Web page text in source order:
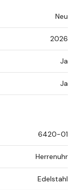
Neu
2026
Ja
Ja
6420-01
Herrenuhr
Edelstahl